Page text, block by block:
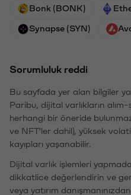
Bonk (BONK)
Synapse (SYN)
Sorumluluk reddi
Bu sayfada yer alan bilgiler
Paribu, dijital varlıkların alım-
herhangi bir öneride
ve NFT'ler dahil), yüksek
kayıpları yaşanabilir.
Dijital varlık işlemleri
dikkatlice değerlendirin ve
veya yatırım